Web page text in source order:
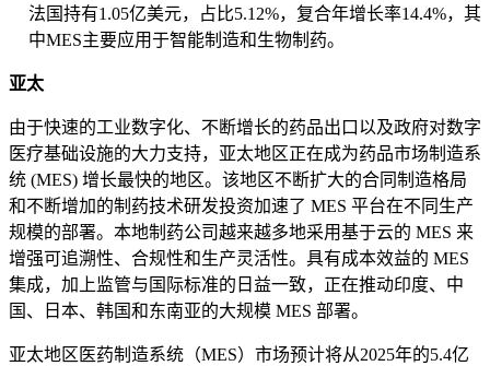
法国持有1.05亿美元，占比5.12%，复合年增长率14.4%，其
中MES主要应用于智能制造和生物制药。
亚太
由于快速的工业数字化、不断增长的药品出口以及政府对数字
医疗基础设施的大力支持，亚太地区正在成为药品市场制造系
统 (MES) 增长最快的地区。该地区不断扩大的合同制造格局
和不断增加的制药技术研发投资加速了 MES 平台在不同生产
规模的部署。本地制药公司越来越多地采用基于云的 MES 来
增强可追溯性、合规性和生产灵活性。具有成本效益的 MES
集成，加上监管与国际标准的日益一致，正在推动印度、中
国、日本、韩国和东南亚的大规模 MES 部署。
亚太地区医药制造系统（MES）市场预计将从2025年的5.4亿